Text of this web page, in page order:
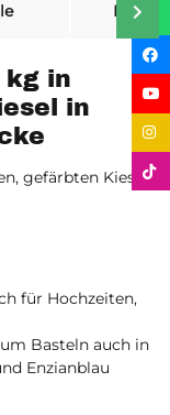
kg in
in
gefärbten Kies in
für Hochzeiten,
Basteln auch in
Enzianblau